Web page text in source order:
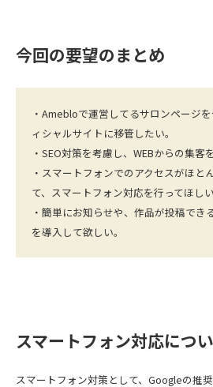
今回の要望のまとめ
・Amebloで運営してるサロンページ
ィシャルサイトに移管したい。
・SEO対策を考慮し、WEBからの集客
・スマートフォンでのアクセスがほと
て、スマートフォン対応を行ってほしい
・簡単にお知らせや、作品が投稿でき
を導入して欲しい。
スマートフォン対応につ
スマートフォン対策として、Googleの推